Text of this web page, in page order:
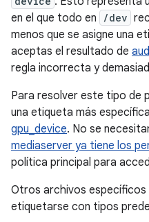
en el que todo en
/dev
menos que se asigne una
aceptas el resultado de
regla incorrecta y
Para resolver este tipo de
una etiqueta más
gpu_device. No se
mediaserver ya tiene los
política principal para
Otros archivos específicos
etiquetarse con tipos